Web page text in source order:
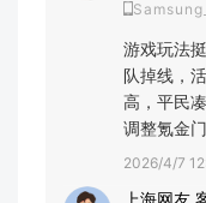
游戏玩法
队掉线，
高，平民
调整氪金
2026/4/7
上海网友